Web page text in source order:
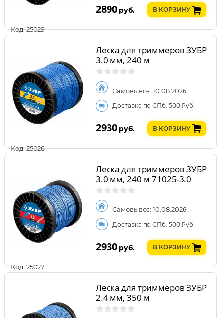
Код: 25029
2890 руб. В КОРЗИНУ
Код: 25026
Леска для триммеров ЗУБР
3.0 мм, 240 м
Самовывоз: 10.08.2026
Доставка по СПб: 500 Руб.
2930 руб. В КОРЗИНУ
Код: 25027
Леска для триммеров ЗУБР
3.0 мм, 240 м 71025-3.0
Самовывоз: 10.08.2026
Доставка по СПб: 500 Руб.
2930 руб. В КОРЗИНУ
Леска для триммеров ЗУБР
2.4 мм, 350 м